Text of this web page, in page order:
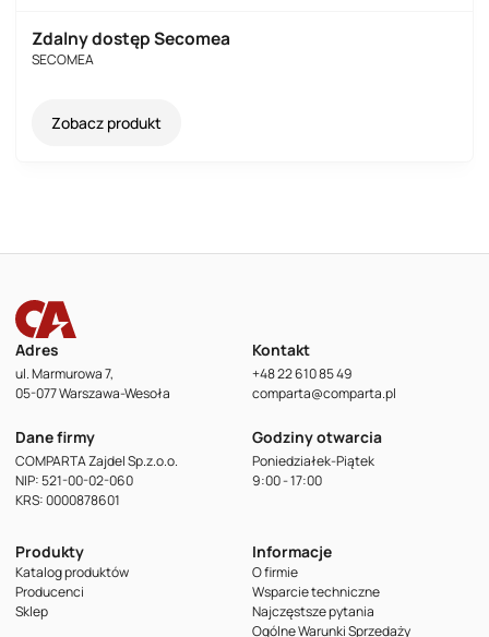
Zdalny dostęp Secomea
SECOMEA
Zobacz produkt
Adres
ul. Marmurowa 7,
05-077 Warszawa-Wesoła
Kontakt
+48 22 610 85 49
comparta@comparta.pl
Dane firmy
COMPARTA Zajdel Sp.z.o.o.
NIP: 521-00-02-060
KRS: 0000878601
Godziny otwarcia
Poniedziałek-Piątek
9:00 - 17:00
Produkty
Katalog produktów
Producenci
Sklep
Informacje
O firmie
Wsparcie techniczne
Najczęstsze pytania
Ogólne Warunki Sprzedaży